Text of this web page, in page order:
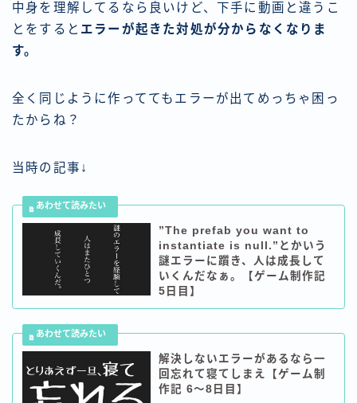
中身を理解してるなら良いけど、下手に動画と違うこ
とをすると エラーが起きた対処が分からなくなりま
す。
全く同じように作っててもエラーが出てめっちゃ困っ
たからね？
当時の記事↓
”The prefab you want to
instantiate is null.”とかいう
謎エラーに躓き、人は成長して
いくんだなぁ。【ゲーム制作記
5日目】
解決しないエラーがあるなら一
回忘れて寝てしまえ【ゲーム制
作記 6〜8日目】